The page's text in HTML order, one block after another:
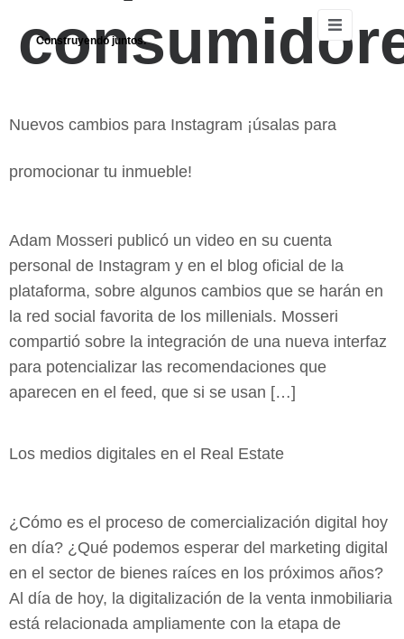
Construyendo juntos.
Nuevos cambios para Instagram ¡úsalas para
promocionar tu inmueble!
Adam Mosseri publicó un video en su cuenta
personal de Instagram y en el blog oficial de la
plataforma, sobre algunos cambios que se harán en
la red social favorita de los millenials. Mosseri
compartió sobre la integración de una nueva interfaz
para potencializar las recomendaciones que
aparecen en el feed, que si se usan […]
Los medios digitales en el Real Estate
¿Cómo es el proceso de comercialización digital hoy
en día? ¿Qué podemos esperar del marketing digital
en el sector de bienes raíces en los próximos años?
Al día de hoy, la digitalización de la venta inmobiliaria
está relacionada ampliamente con la etapa de